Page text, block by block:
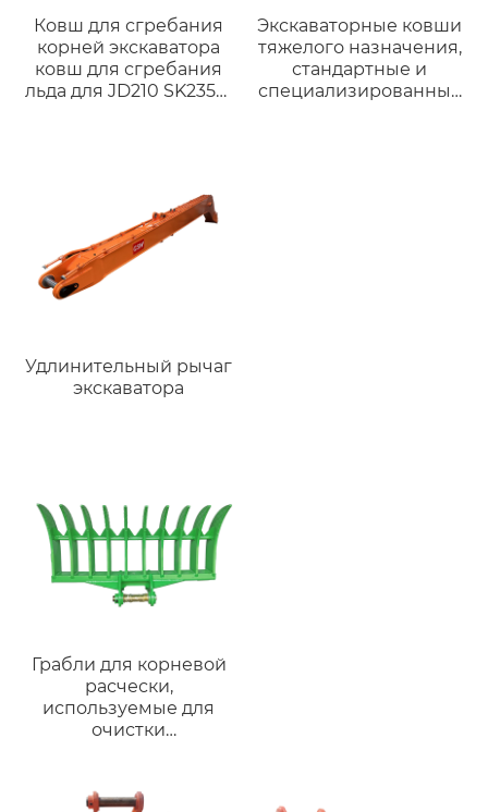
Ковш для сгребания
корней экскаватора
ковш для сгребания
льда для JD210 SK235sr
Экскаваторные ковши
тяжелого назначения,
стандартные и
специализированные
Удлинительный рычаг
экскаватора
Грабли для корневой
расчески,
используемые для
очистки
типы для Komatsu